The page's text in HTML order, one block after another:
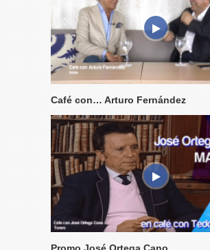
Café con… Arturo Fernández
Promo José Ortega Cano